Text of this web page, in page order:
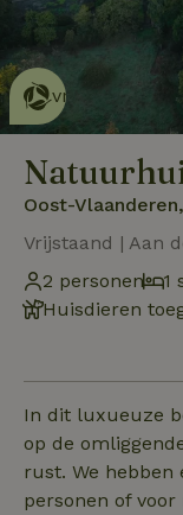
Dit
vriendelijk
Oost-
Vrijstaand | Aan
2 personen
1
Huisdieren
In dit luxueuze
op de
rust. We hebben
personen of